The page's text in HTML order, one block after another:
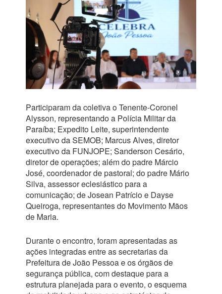
Participaram da coletiva o Tenente-Coronel
Alysson, representando a Polícia Militar da
Paraíba; Expedito Leite, superintendente
executivo da SEMOB; Marcus Alves, diretor
executivo da FUNJOPE; Sanderson Cesário,
diretor de operações; além do padre Márcio
José, coordenador de pastoral; do padre Mário
Silva, assessor eclesiástico para a
comunicação; de Josean Patrício e Dayse
Queiroga, representantes do Movimento Mãos
de Maria.
Durante o encontro, foram apresentadas as
ações integradas entre as secretarias da
Prefeitura de João Pessoa e os órgãos de
segurança pública, com destaque para a
estrutura planejada para o evento, o esquema